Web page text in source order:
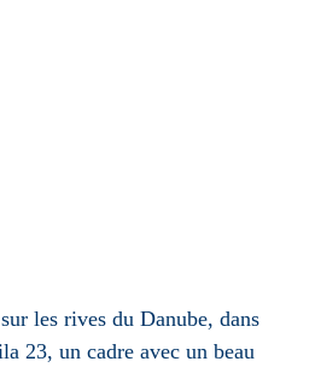
les rives du Danube, dans
23, un cadre avec un beau